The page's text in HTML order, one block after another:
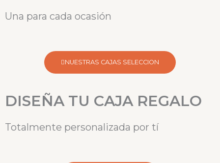
Una para cada ocasión
NUESTRAS CAJAS SELECCION
DISEÑA TU CAJA REGALO
Totalmente personalizada por tí